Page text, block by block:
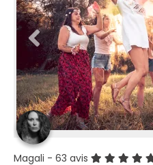
Magali - 63 avis